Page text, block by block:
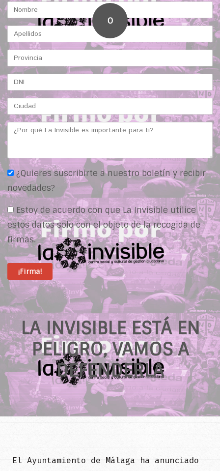
¿Quieres suscribirte a nuestro boletín y recibir
novedades?
Estoy de acuerdo con que La Invisible utilice
estos datos solo con el objeto de la recogida de
firmas.
¡Firma!
LA INVISIBLE ESTÁ EN
PELIGRO, VAMOS A
DEFENDERLA
El Ayuntamiento de Málaga ha anunciado